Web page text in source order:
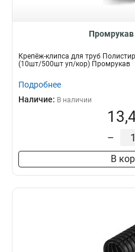
Промрукав
Крепёж-клипса для труб
(10шт/500шт уп/кор) Промрукав
Подробнее
Наличие: В наличии
–
В